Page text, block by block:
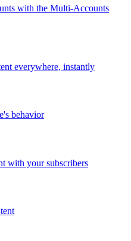
with the Multi-Accounts
everywhere, instantly
behavior
with your subscribers